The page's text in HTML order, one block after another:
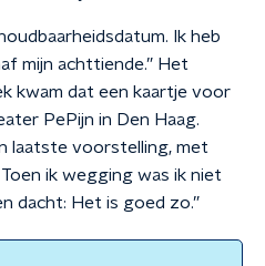
Ik heb
mijn achttiende.” Het
kwam dat een kaartje voor
PePijn in Den Haag.
laatste voorstelling, met
ik wegging was ik niet
dacht: Het is goed zo.”